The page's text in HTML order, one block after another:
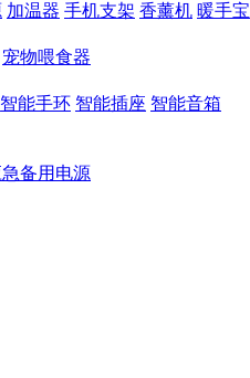
加温器 手机支架 香薰机 暖手宝
宠物喂食器
智能手环 智能插座 智能音箱
备用电源